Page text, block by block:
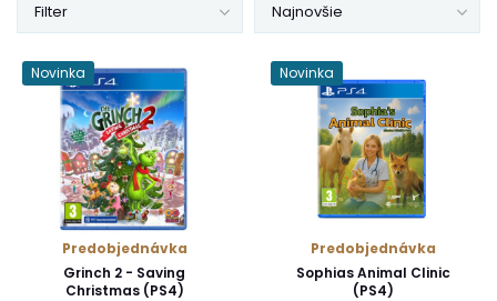
Najnovšie
Filter
Novinka
Predobjednávka
Grinch 2 - Saving
Christmas (PS4)
Novinka
Predobjednávka
Sophias Animal Clinic
(PS4)